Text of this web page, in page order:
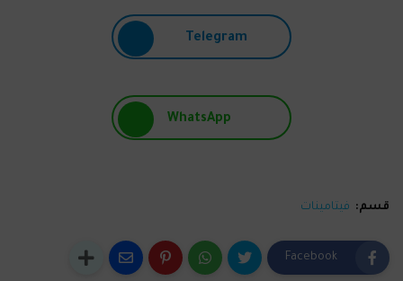
Telegram
WhatsApp
قسم: فيتامينات
Facebook